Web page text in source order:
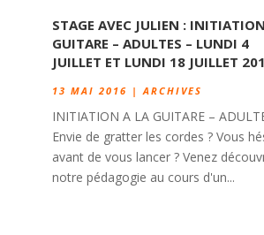
STAGE AVEC JULIEN :
GUITARE – ADULTES – LUNDI 4
JUILLET ET LUNDI 18 JUILLET
13 MAI 2016 |ARCHIVES
INITIATION A LA GUITARE –
Envie de gratter les cordes ? Vous
avant de vous lancer ? Venez
notre pédagogie au cours d'un...